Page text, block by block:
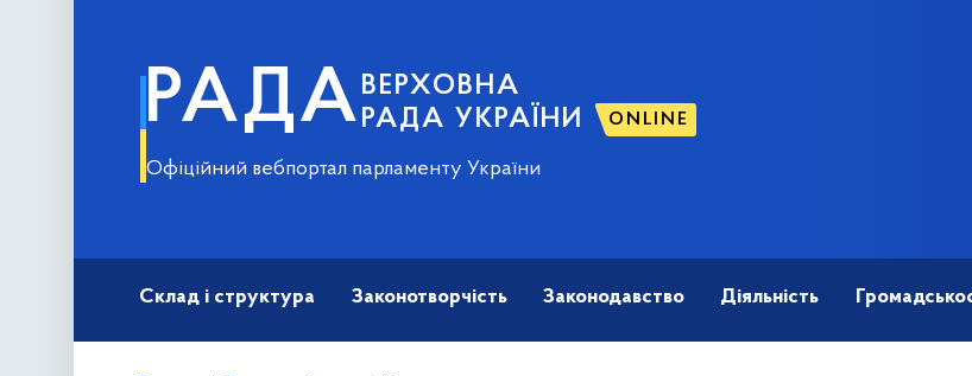
РАДА ВЕРХОВНА
РАДА УКРАЇНИ
ONLINE
Офіційний вебпортал парламенту України
Склад і структура Законотворчість Законодавство Діяльність